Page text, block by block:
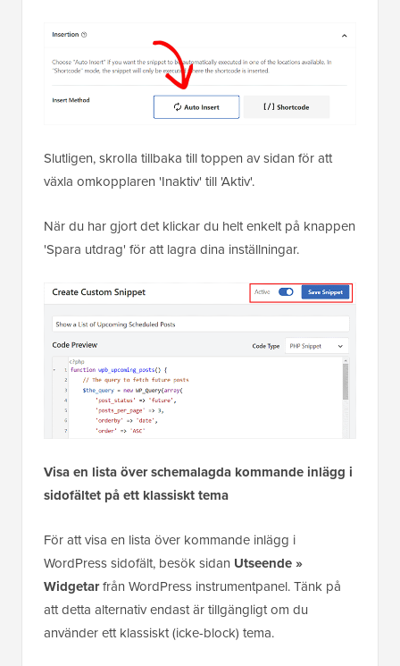
Slutligen, skrolla tillbaka till toppen av sidan för att
växla omkopplaren 'Inaktiv' till 'Aktiv'.
När du har gjort det klickar du helt enkelt på knappen
'Spara utdrag' för att lagra dina inställningar.
Visa en lista över schemalagda kommande inlägg i
sidofältet på ett klassiskt tema
För att visa en lista över kommande inlägg i
WordPress sidofält, besök sidan Utseende »
Widgetarfrån WordPress instrumentpanel. Tänk på
att detta alternativ endast är tillgängligt om du
använder ett klassiskt (icke-block) tema.